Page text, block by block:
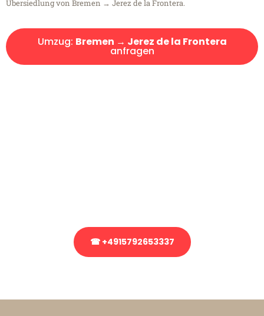
Übersiedlung von Bremen → Jerez de la Frontera.
Umzug: Bremen → Jerez de la Frontera
anfragen
☎ +4915792653337